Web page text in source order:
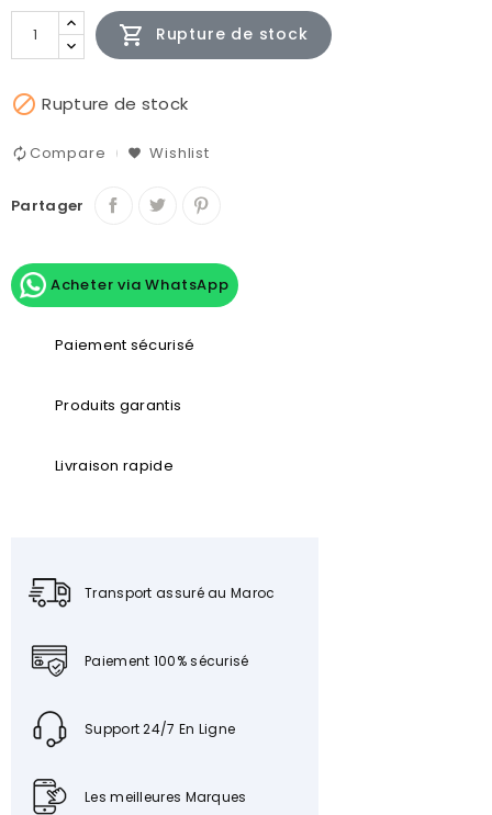
 Rupture de stock
 Rupture de stock
Compare Wishlist
Partager
Acheter via WhatsApp
Paiement sécurisé
Produits garantis
Livraison rapide
Transport assuré au Maroc
Paiement 100% sécurisé
Support 24/7 En Ligne
Les meilleures Marques